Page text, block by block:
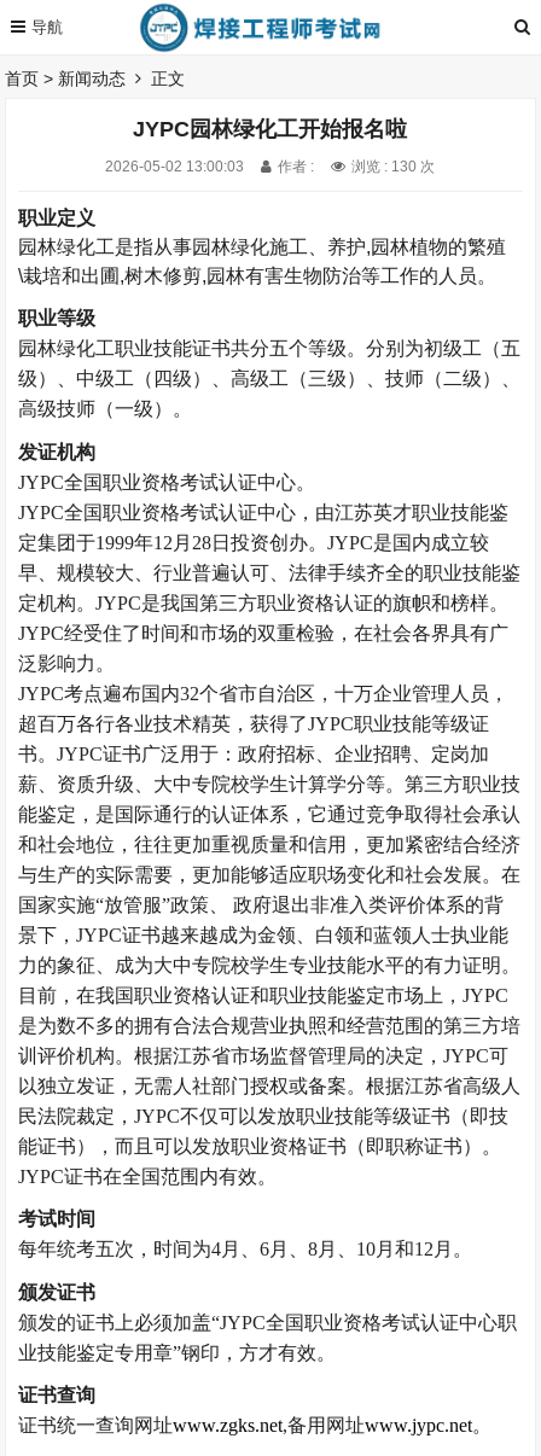
首页 > 新闻动态 正文
JYPC园林绿化工开始报名啦
2026-05-02 13:00:03 作者 : 浏览 : 130 次
职业定义
园林绿化工是指从事园林绿化施工、养护,园林植物的繁殖
\栽培和出圃 ,树木修剪,园林有害生物防治等工作的人员。
职业等级
园林绿化工职业技能证书共分五个等级。分别为初级工（五
级）、中级工（四级）、高级工（三级）、技师（二级）、
高级技师（一级）。
发证机构
JYPC全国职业资格考试认证中心。
JYPC全国职业资格考试认证中心，由江苏英才职业技能鉴
定集团于1999年12月28日投资创办。JYPC是国内成立较
早、规模较大、行业普遍认可、法律手续齐全的职业技能鉴
定机构。JYPC是我国第三方职业资格认证的旗帜和榜样。
JYPC经受住了时间和市场的双重检验，在社会各界具有广
泛影响力。
JYPC考点遍布国内32个省市自治区，十万企业管理人员，
超百万各行各业技术精英，获得了JYPC职业技能等级证
书。JYPC证书广泛用于：政府招标、企业招聘、定岗加
薪、资质升级、大中专院校学生计算学分等。第三方职业技
能鉴定，是国际通行的认证体系，它通过竞争取得社会承认
和社会地位，往往更加重视质量和信用，更加紧密结合经济
与生产的实际需要，更加能够适应职场变化和社会发展。在
国家实施“放管服”政策、 政府退出非准入类评价体系的背
景下，JYPC证书越来越成为金领、白领和蓝领 人士执业能
力的象征、成为大中专院校学生专业技能水平的有力证明。
目前，在我国职业资格认证和职业技能鉴定市场上，JYPC
是为数不多的拥有合法合规营业执照和经营范围的第三方培
训评价机构。根据江苏省市场监督管理局的决定，JYPC可
以独立发证，无需人社部门授权或备案。根据江苏省高级人
民法院裁定，JYPC不仅可以发放职业技能等级证书（即技
能证书），而且可以发放职业资格证书（即职称证书）。
JYPC证书在全国范围内有效。
考试时间
每年统考五次，时间为4月、6月、8月、10月和12月。
颁发证书
颁发的证书上必须加盖“JYPC全国职业资格考试认证中心职
业技能鉴定专用章”钢印，方才有效。
证书查询
证书统一查询网址www.zgks.net,备用网址www.jypc.net。